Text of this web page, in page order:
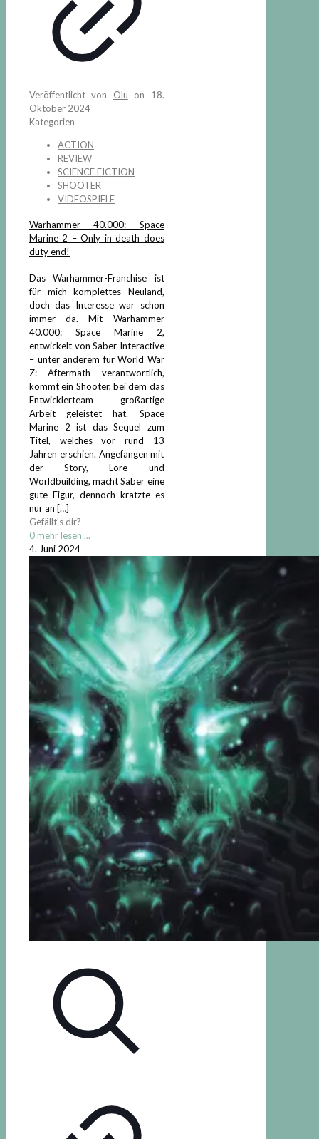
Veröffentlicht von Olu on 18.
Oktober 2024
Kategorien
ACTION
REVIEW
SCIENCE FICTION
SHOOTER
VIDEOSPIELE
Warhammer 40.000: Space
Marine 2 – Only in death does
duty end!
Das Warhammer-Franchise ist
für mich komplettes Neuland,
doch das Interesse war schon
immer da. Mit Warhammer
40.000: Space Marine 2,
entwickelt von Saber Interactive
– unter anderem für World War
Z: Aftermath verantwortlich,
kommt ein Shooter, bei dem das
Entwicklerteam großartige
Arbeit geleistet hat. Space
Marine 2 ist das Sequel zum
Titel, welches vor rund 13
Jahren erschien. Angefangen mit
der Story, Lore und
Worldbuilding, macht Saber eine
gute Figur, dennoch kratzte es
nur an […]
Gefällt's dir?
0 mehr lesen ...
4. Juni 2024